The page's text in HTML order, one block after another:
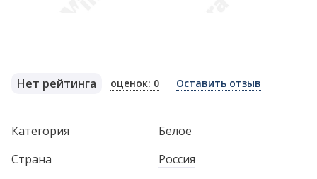
Нет рейтинга оценок: 0 Оставить отзыв
Категория
Белое
Страна
Россия